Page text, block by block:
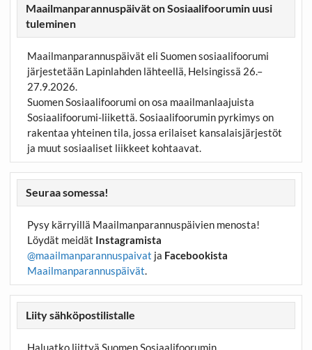
Maailmanparannuspäivät on Sosiaalifoorumin uusi
tuleminen
Maailmanparannuspäivät eli Suomen sosiaalifoorumi
järjestetään Lapinlahden lähteellä, Helsingissä 26.–
27.9.2026.
Suomen Sosiaalifoorumi on osa maailmanlaajuista
Sosiaalifoorumi-liikettä. Sosiaalifoorumin pyrkimys on
rakentaa yhteinen tila, jossa erilaiset kansalaisjärjestöt
ja muut sosiaaliset liikkeet kohtaavat.
Seuraa somessa!
Pysy kärryillä Maailmanparannuspäivien menosta!
Löydät meidät Instagramista
@maailmanparannuspaivat ja Facebookista
Maailmanparannuspäivät.
Liity sähköpostilistalle
Haluatko liittyä Suomen Sosiaalifoorumin